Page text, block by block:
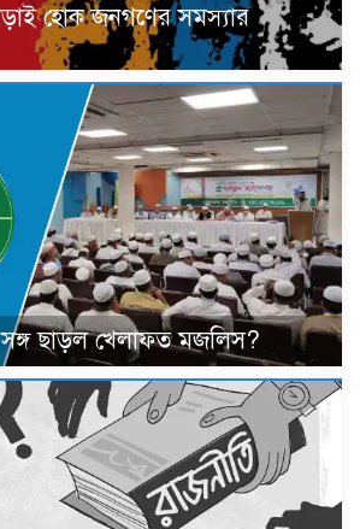
হোক জনগণের সমস্যার
সঙ্গ ছাড়ল খেলাফত মজলিস?